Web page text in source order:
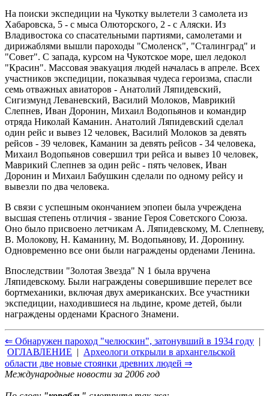
На поиски экспедиции на Чукотку вылетели 3 самолета из
Хабаровска, 5 - с мыса Олюторского, 2 - с Аляски. Из
Владивостока со спасательными партиями, самолетами и
дирижаблями вышли пароходы "Смоленск", "Сталинград" и
"Совет". С запада, курсом на Чукотское море, шел ледокол
"Красин". Массовая эвакуация людей началась в апреле. Всех
участников экспедиции, показывая чудеса героизма, спасли
семь отважных авиаторов - Анатолий Ляпидевский,
Сигизмунд Леваневский, Василий Молоков, Маврикий
Слепнев, Иван Доронин, Михаил Водопьянов и командир
отряда Николай Каманин. Анатолий Ляпидевский сделал
один рейс и вывез 12 человек, Василий Молоков за девять
рейсов - 39 человек, Каманин за девять рейсов - 34 человека,
Михаил Водопьянов совершил три рейса и вывез 10 человек,
Маврикий Слепнев за один рейс - пять человек, Иван
Доронин и Михаил Бабушкин сделали по одному рейсу и
вывезли по два человека.
В связи с успешным окончанием эпопеи была учреждена
высшая степень отличия - звание Героя Советского Союза.
Оно было присвоено летчикам А. Ляпидевскому, М. Слепневу,
В. Молокову, Н. Каманину, М. Водопьянову, И. Доронину.
Одновременно все они были награждены орденами Ленина.
Впоследствии "Золотая Звезда" N 1 была вручена
Ляпидевскому. Были награждены совершившие перелет все
бортмеханики, включая двух американских. Все участники
экспедиции, находившиеся на льдине, кроме детей, были
награждены орденами Красного Знамени.
⇐ Обнаружен пароход "челюскин", затонувший в 1934 году |
ОГЛАВЛЕНИЕ | Археологи открыли в архангельской
области две новые стоянки древних людей ⇒
Международные новости за 2006 год